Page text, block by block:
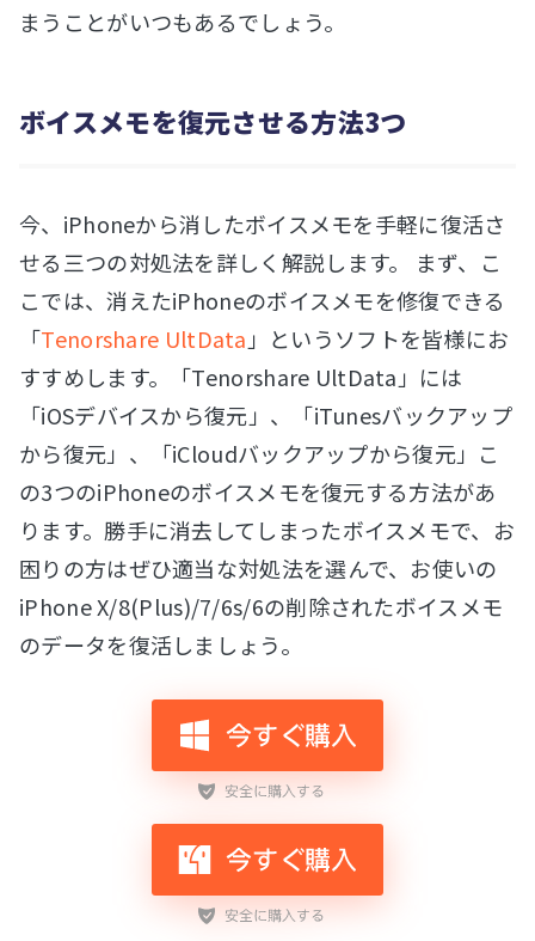
まうことがいつもあるでしょう。
ボイスメモを復元させる方法3つ
今、iPhoneから消したボイスメモを手軽に復活さ
せる三つの対処法を詳しく解説します。 まず、こ
こでは、消えたiPhoneのボイスメモを修復できる
「Tenorshare UltData 」というソフトを皆様にお
すすめします。「Tenorshare UltData」には
「iOSデバイスから復元」、「iTunesバックアップ
から復元」、「iCloudバックアップから復元」こ
の3つのiPhoneのボイスメモを復元する方法があ
ります。勝手に消去してしまったボイスメモで、お
困りの方はぜひ適当な対処法を選んで、お使いの
iPhone X/8(Plus)/7/6s/6の削除されたボイスメモ
のデータを復活しましょう。